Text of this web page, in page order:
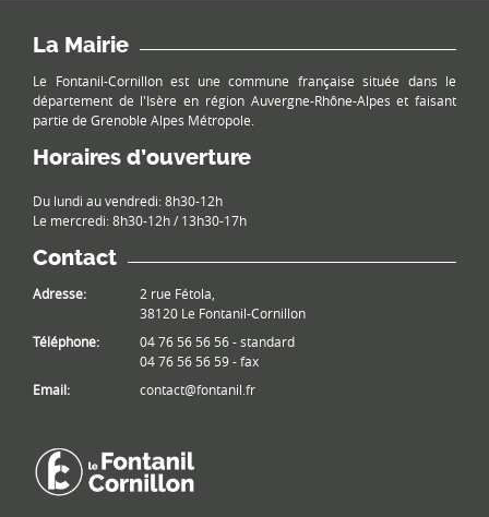
La Mairie
Le Fontanil-Cornillon est une commune française située dans le
département de l'Isère en région Auvergne-Rhône-Alpes et faisant
partie de Grenoble Alpes Métropole.
Horaires d’ouverture
Du lundi au vendredi: 8h30-12h
Le mercredi: 8h30-12h / 13h30-17h
Contact
Adresse:
2 rue Fétola,
38120 Le Fontanil-Cornillon
Téléphone:
04 76 56 56 56 - standard
04 76 56 56 59 - fax
Email:
contact@fontanil.fr